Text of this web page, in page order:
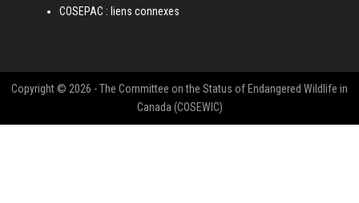
COSEPAC : liens connexes
Copyright © 2026 - The Committee on the Status of Endangered Wildlife in
Canada (COSEWIC)